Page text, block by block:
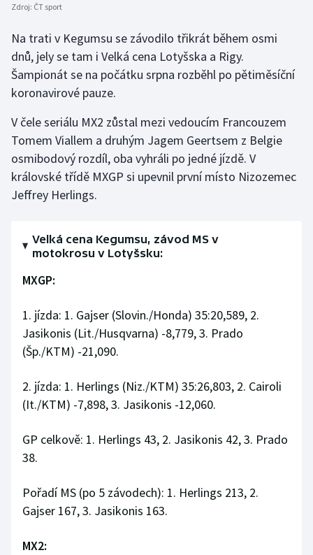
Lyže a snowboard
Moderní pětiboj
Motorsport
Olympijské hry
Parasport
Plážový volejbal
Ragby
Rychlobruslení
Rychlostní kanoistika
Short track
Stolní tenis
Triatlon
Zdroj: ČT sport
Na trati v Kegumsu se závodilo třikrát během osmi
dnů, jely se tam i Velká cena Lotyšska a Rigy.
Šampionát se na počátku srpna rozběhl po pětiměsíční
koronavirové pauze.
V čele seriálu MX2 zůstal mezi vedoucím Francouzem
Tomem Viallem a druhým Jagem Geertsem z Belgie
osmibodový rozdíl, oba vyhráli po jedné jízdě. V
královské třídě MXGP si upevnil první místo Nizozemec
Jeffrey Herlings.
Velká cena Kegumsu, závod MS v
motokrosu v Lotyšsku:
MXGP:
1. jízda: 1. Gajser (Slovin./Honda) 35:20,589, 2.
Jasikonis (Lit./Husqvarna) -8,779, 3. Prado
(Šp./KTM) -21,090.
2. jízda: 1. Herlings (Niz./KTM) 35:26,803, 2. Cairoli
(It./KTM) -7,898, 3. Jasikonis -12,060.
GP celkově: 1. Herlings 43, 2. Jasikonis 42, 3. Prado
38.
Pořadí MS (po 5 závodech): 1. Herlings 213, 2.
Gajser 167, 3. Jasikonis 163.
MX2: